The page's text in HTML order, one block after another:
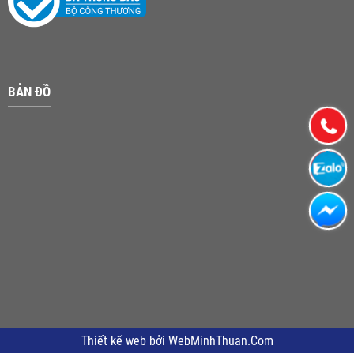
BẢN ĐỒ
Thiết kế web bởi WebMinhThuan.Com